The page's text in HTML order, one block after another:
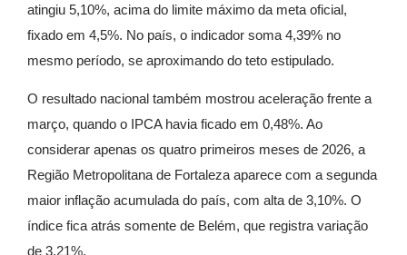
atingiu 5,10%, acima do limite máximo da meta oficial,
fixado em 4,5%. No país, o indicador soma 4,39% no
mesmo período, se aproximando do teto estipulado.
O resultado nacional também mostrou aceleração frente a
março, quando o IPCA havia ficado em 0,48%. Ao
considerar apenas os quatro primeiros meses de 2026, a
Região Metropolitana de Fortaleza aparece com a segunda
maior inflação acumulada do país, com alta de 3,10%. O
índice fica atrás somente de Belém, que registra variação
de 3,21%.